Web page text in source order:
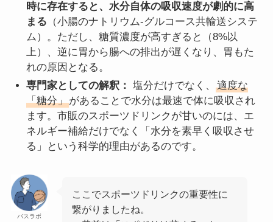
時に存在すると、水分自体の吸収速度が劇的に高
まる （小腸のナトリウム-グルコース共輸送システ
ム）。ただし、糖質濃度が高すぎると（8%以
上）、逆に胃から腸への排出が遅くなり、胃もた
れの原因となる。
専門家としての解釈： 塩分だけでなく、適度な
「糖分」があることで水分は最速で体に吸収され
ます。市販のスポーツドリンクが甘いのには、エ
ネルギー補給だけでなく「水分を素早く吸収させ
る」という科学的理由があるのです。
バスラボ
ここでスポーツドリンクの重要性に
繋がりましたね。